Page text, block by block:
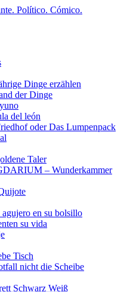
Político. Cómico.
Dinge erzählen
der Dinge
del león
oder Das Lumpenpack
Taler
– Wunderkammer
en su bolsillo
su vida
Tisch
nicht die Scheibe
Schwarz Weiß